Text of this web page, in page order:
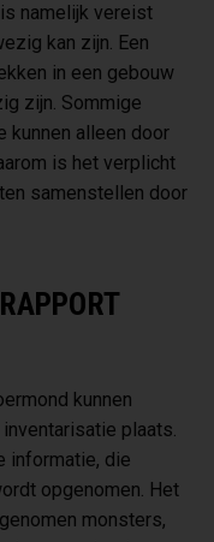
namelijk vereist
kan zijn. Een
in een gebouw
zijn. Sommige
kunnen alleen door
is het verplicht
samenstellen door
kunnen
plaats.
informatie, die
opgenomen. Het
monsters,